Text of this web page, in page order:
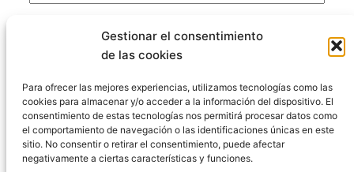
Gestionar el consentimiento
de las cookies
Para ofrecer las mejores experiencias, utilizamos tecnologías como las
cookies para almacenar y/o acceder a la información del dispositivo. El
consentimiento de estas tecnologías nos permitirá procesar datos como
el comportamiento de navegación o las identificaciones únicas en este
sitio. No consentir o retirar el consentimiento, puede afectar
negativamente a ciertas características y funciones.
Guarda mi nombre, correo electrónico y web
en este navegador para la próxima vez que